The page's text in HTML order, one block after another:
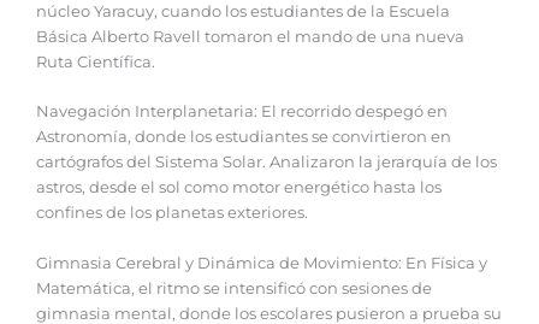
núcleo Yaracuy, cuando los estudiantes de la Escuela
Básica Alberto Ravell tomaron el mando de una nueva
Ruta Científica.
Navegación Interplanetaria: El recorrido despegó en
Astronomía, donde los estudiantes se convirtieron en
cartógrafos del Sistema Solar. Analizaron la jerarquía de los
astros, desde el sol como motor energético hasta los
confines de los planetas exteriores.
Gimnasia Cerebral y Dinámica de Movimiento: En Física y
Matemática, el ritmo se intensificó con sesiones de
gimnasia mental, donde los escolares pusieron a prueba su